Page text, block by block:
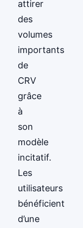
attirer
des
volumes
importants
de
CRV
grâce
à
son
modèle
incitatif.
Les
utilisateurs
bénéficient
d’une